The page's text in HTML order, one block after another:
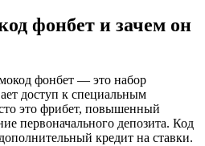
фонбет и зачем он
фонбет — это набор
доступ к специальным
это фрибет, повышенный
первоначального депозита. Код
кредит на ставки.